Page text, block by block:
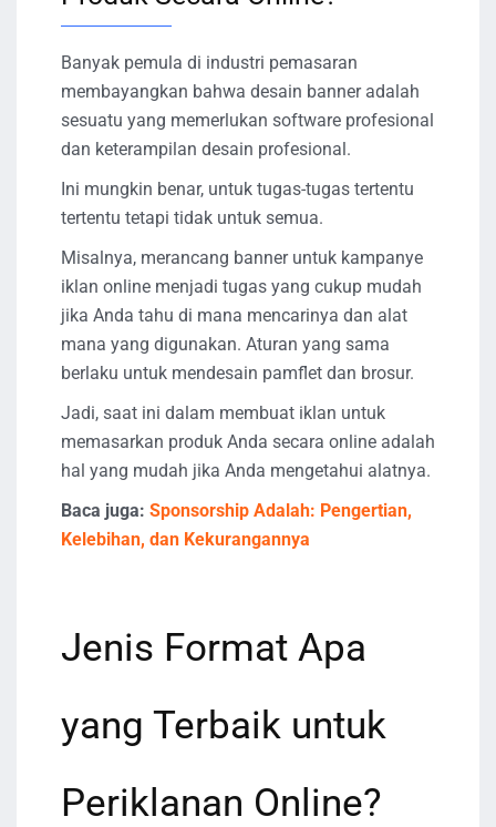
Banyak pemula di industri pemasaran
membayangkan bahwa desain banner adalah
sesuatu yang memerlukan software profesional
dan keterampilan desain profesional.
Ini mungkin benar, untuk tugas-tugas tertentu
tertentu tetapi tidak untuk semua.
Misalnya, merancang banner untuk kampanye
iklan online menjadi tugas yang cukup mudah
jika Anda tahu di mana mencarinya dan alat
mana yang digunakan. Aturan yang sama
berlaku untuk mendesain pamflet dan brosur.
Jadi, saat ini dalam membuat iklan untuk
memasarkan produk Anda secara online adalah
hal yang mudah jika Anda mengetahui alatnya.
Baca juga: Sponsorship Adalah: Pengertian,
Kelebihan, dan Kekurangannya
Jenis Format Apa
yang Terbaik untuk
Periklanan Online?